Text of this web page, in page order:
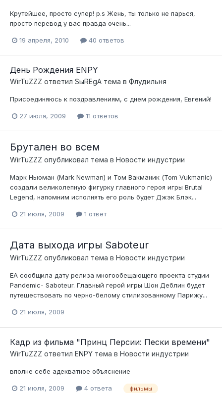
Крутейшее, просто супер! p.s Жень, ты только не парься,
просто перевод у вас правда очень...
19 апреля, 2010 40 ответов
День Рождения ENPY
WirTuZZZ ответил SыREgA тема в Флудильня
Присоединяюсь к поздравлениям, с днем рождения, Евгений!
27 июля, 2009 11 ответов
Брутален во всем
WirTuZZZ опубликовал тема в Новости индустрии
Марк Ньюман (Mark Newman) и Том Вакманик (Tom Vukmanic)
создали великолепную фигурку главного героя игры Brutal
Legend, напомним исполнять его роль будет Джэк Блэк...
21 июля, 2009 1 ответ
Дата выхода игры Saboteur
WirTuZZZ опубликовал тема в Новости индустрии
ЕА сообщила дату релиза многообещающего проекта студии
Pandemic- Saboteur. Главный герой игры Шон Деблин будет
путешествовать по черно-белому стилизованному Парижу...
21 июля, 2009
Кадр из фильма "Принц Персии: Пески времени"
WirTuZZZ ответил ENPY тема в Новости индустрии
вполне себе адекватное объяснение
21 июля, 2009 4 ответа фильмы